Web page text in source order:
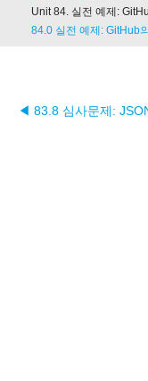
Unit 84. 실전 예제:
84.0 실전 예제: GitHub
◀ 83.8 심사문제: